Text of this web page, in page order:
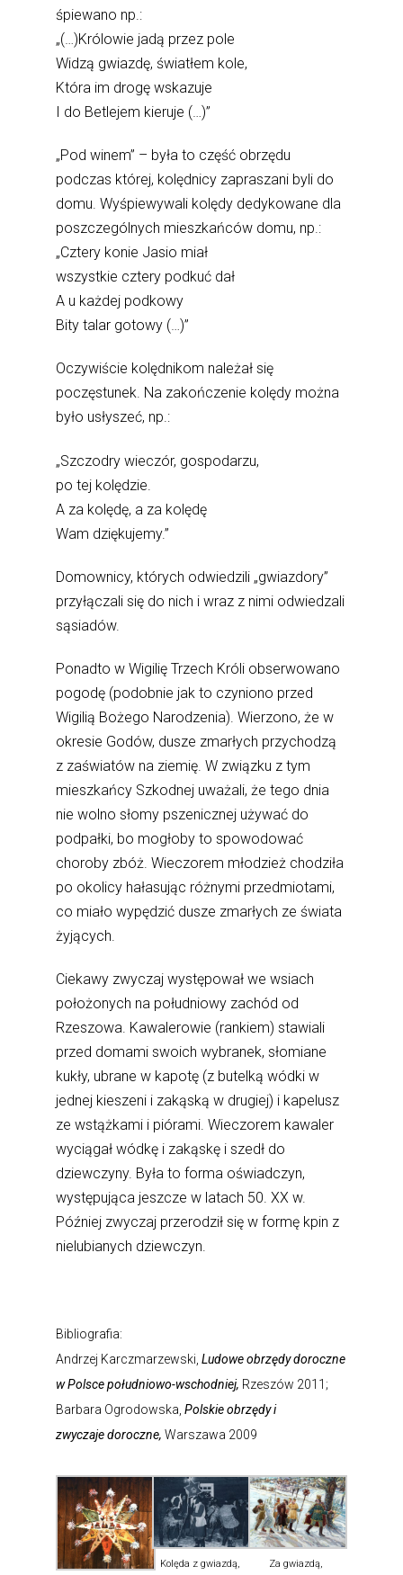
śpiewano np.:
„(…)Królowie jadą przez pole
Widzą gwiazdę, światłem kole,
Która im drogę wskazuje
I do Betlejem kieruje (…)”
„Pod winem” – była to część obrzędu
podczas której, kolędnicy zapraszani byli do
domu. Wyśpiewywali kolędy dedykowane dla
poszczególnych mieszkańców domu, np.:
„Cztery konie Jasio miał
wszystkie cztery podkuć dał
A u każdej podkowy
Bity talar gotowy (…)”
Oczywiście kolędnikom należał się
poczęstunek. Na zakończenie kolędy można
było usłyszeć, np.:
„Szczodry wieczór, gospodarzu,
po tej kolędzie.
A za kolędę, a za kolędę
Wam dziękujemy.”
Domownicy, których odwiedzili „gwiazdory”
przyłączali się do nich i wraz z nimi odwiedzali
sąsiadów.
Ponadto w Wigilię Trzech Króli obserwowano
pogodę (podobnie jak to czyniono przed
Wigilią Bożego Narodzenia). Wierzono, że w
okresie Godów, dusze zmarłych przychodzą
z zaświatów na ziemię. W związku z tym
mieszkańcy Szkodnej uważali, że tego dnia
nie wolno słomy pszenicznej używać do
podpałki, bo mogłoby to spowodować
choroby zbóż. Wieczorem młodzież chodziła
po okolicy hałasując różnymi przedmiotami,
co miało wypędzić dusze zmarłych ze świata
żyjących.
Ciekawy zwyczaj występował we wsiach
położonych na południowy zachód od
Rzeszowa. Kawalerowie (rankiem) stawiali
przed domami swoich wybranek, słomiane
kukły, ubrane w kapotę (z butelką wódki w
jednej kieszeni i zakąską w drugiej) i kapelusz
ze wstążkami i piórami. Wieczorem kawaler
wyciągał wódkę i zakąskę i szedł do
dziewczyny. Była to forma oświadczyn,
występująca jeszcze w latach 50. XX w.
Później zwyczaj przerodził się w formę kpin z
nielubianych dziewczyn.
Bibliografia:
Andrzej Karczmarzewski,Ludowe obrzędy doroczne
w Polsce południowo-wschodniej, Rzeszów 2011;
Barbara Ogrodowska, Polskie obrzędy i
zwyczaje doroczne, Warszawa 2009
Kolęda z gwiazdą,
Za gwiazdą,